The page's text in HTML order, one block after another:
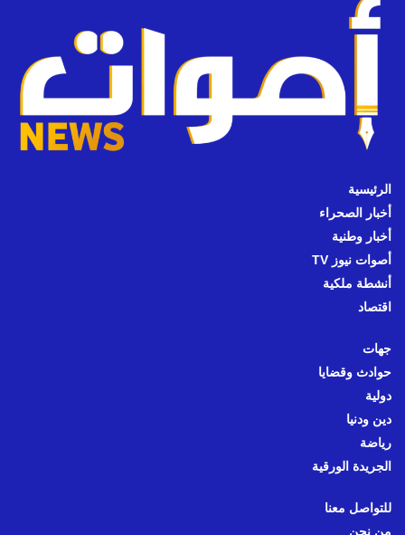
الرئيسية
أخبار الصحراء
أخبار وطنية
أصوات نيوز TV
أنشطة ملكية
اقتصاد
جهات
حوادث وقضايا
دولية
دين ودنيا
رياضة
الجريدة الورقية
للتواصل معنا
من نحن